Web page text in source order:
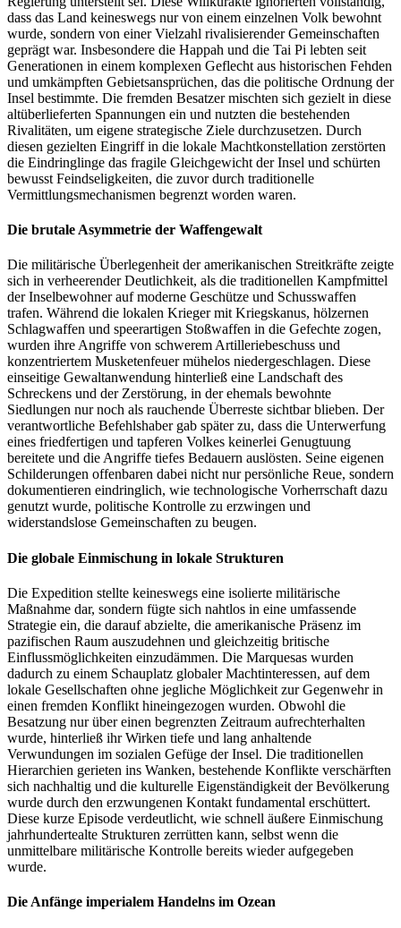
dass das Land keineswegs nur von einem einzelnen Volk bewohnt
wurde, sondern von einer Vielzahl rivalisierender Gemeinschaften
geprägt war. Insbesondere die Happah und die Tai Pi lebten seit
Generationen in einem komplexen Geflecht aus historischen Fehden
und umkämpften Gebietsansprüchen, das die politische Ordnung der
Insel bestimmte. Die fremden Besatzer mischten sich gezielt in diese
altüberlieferten Spannungen ein und nutzten die bestehenden
Rivalitäten, um eigene strategische Ziele durchzusetzen. Durch
diesen gezielten Eingriff in die lokale Machtkonstellation zerstörten
die Eindringlinge das fragile Gleichgewicht der Insel und schürten
bewusst Feindseligkeiten, die zuvor durch traditionelle
Vermittlungsmechanismen begrenzt worden waren.
Die brutale Asymmetrie der Waffengewalt
Die militärische Überlegenheit der amerikanischen Streitkräfte zeigte
sich in verheerender Deutlichkeit, als die traditionellen Kampfmittel
der Inselbewohner auf moderne Geschütze und Schusswaffen
trafen. Während die lokalen Krieger mit Kriegskanus, hölzernen
Schlagwaffen und speerartigen Stoßwaffen in die Gefechte zogen,
wurden ihre Angriffe von schwerem Artilleriebeschuss und
konzentriertem Musketenfeuer mühelos niedergeschlagen. Diese
einseitige Gewaltanwendung hinterließ eine Landschaft des
Schreckens und der Zerstörung, in der ehemals bewohnte
Siedlungen nur noch als rauchende Überreste sichtbar blieben. Der
verantwortliche Befehlshaber gab später zu, dass die Unterwerfung
eines friedfertigen und tapferen Volkes keinerlei Genugtuung
bereitete und die Angriffe tiefes Bedauern auslösten. Seine eigenen
Schilderungen offenbaren dabei nicht nur persönliche Reue, sondern
dokumentieren eindringlich, wie technologische Vorherrschaft dazu
genutzt wurde, politische Kontrolle zu erzwingen und
widerstandslose Gemeinschaften zu beugen.
Die globale Einmischung in lokale Strukturen
Die Expedition stellte keineswegs eine isolierte militärische
Maßnahme dar, sondern fügte sich nahtlos in eine umfassende
Strategie ein, die darauf abzielte, die amerikanische Präsenz im
pazifischen Raum auszudehnen und gleichzeitig britische
Einflussmöglichkeiten einzudämmen. Die Marquesas wurden
dadurch zu einem Schauplatz globaler Machtinteressen, auf dem
lokale Gesellschaften ohne jegliche Möglichkeit zur Gegenwehr in
einen fremden Konflikt hineingezogen wurden. Obwohl die
Besatzung nur über einen begrenzten Zeitraum aufrechterhalten
wurde, hinterließ ihr Wirken tiefe und lang anhaltende
Verwundungen im sozialen Gefüge der Insel. Die traditionellen
Hierarchien gerieten ins Wanken, bestehende Konflikte verschärften
sich nachhaltig und die kulturelle Eigenständigkeit der Bevölkerung
wurde durch den erzwungenen Kontakt fundamental erschüttert.
Diese kurze Episode verdeutlicht, wie schnell äußere Einmischung
jahrhundertealte Strukturen zerrütten kann, selbst wenn die
unmittelbare militärische Kontrolle bereits wieder aufgegeben
wurde.
Die Anfänge imperialem Handelns im Ozean